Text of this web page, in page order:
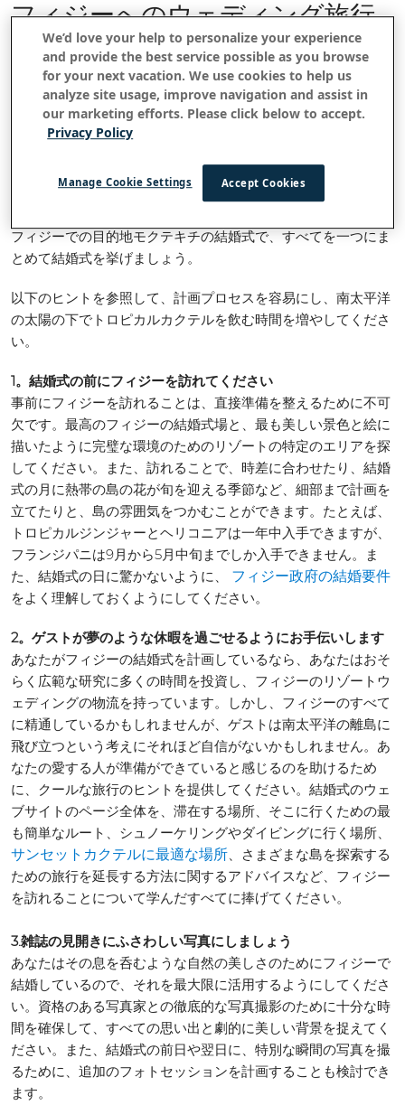
フィジーへのウェディング旅行
プランを立てる 5 つのヒント
2019 年 10 月 17 日
すべてを求める最も人気のある目的地の1つであるモクテキチ
で結婚式を挙げたいなら、フィジーが適しているかもしれませ
フィジーでの目的地モクテキチの結婚式で、すべてを一つにま
とめて結婚式を挙げましょう。
以下のヒントを参照して、計画プロセスを容易にし、南太平洋
の太陽の下でトロピカルカクテルを飲む時間を増やしてくださ
い。
1。結婚式の前にフィジーを訪れてください
事前にフィジーを訪れることは、直接準備を整えるために不可
欠です。最高のフィジーの結婚式場と、最も美しい景色と絵に
描いたように完璧な環境のためのリゾートの特定のエリアを探
してください。また、訪れることで、時差に合わせたり、結婚
式の月に熱帯の島の花が旬を迎える季節など、細部まで計画を
立てたりと、島の雰囲気をつかむことができます。たとえば、
トロピカルジンジャーとヘリコニアは一年中入手できますが、
フランジパニは9月から5月中旬までしか入手できません。ま
た、結婚式の日に驚かないように、
フィジー政府の結婚要件
をよく理解しておくようにしてください。
2。ゲストが夢のような休暇を過ごせるようにお手伝いします
あなたがフィジーの結婚式を計画しているなら、あなたはおそ
らく広範な研究に多くの時間を投資し、フィジーのリゾートウ
ェディングの物流を持っています。しかし、フィジーのすべて
に精通しているかもしれませんが、ゲストは南太平洋の離島に
飛び立つという考えにそれほど自信がないかもしれません。あ
なたの愛する人が準備ができていると感じるのを助けるため
に、クールな旅行のヒントを提供してください。結婚式のウェ
ブサイトのページ全体を、滞在する場所、そこに行くための最
も簡単なルート、シュノーケリングやダイビングに行く場所、
サンセットカクテルに最適な場所、さまざまな島を探索する
ための旅行を延長する方法に関するアドバイスなど、フィジー
を訪れることについて学んだすべてに捧げてください。
3.雑誌の見開きにふさわしい写真にしましょう
あなたはその息を呑むような自然の美しさのためにフィジーで
結婚しているので、それを最大限に活用するようにしてくださ
い。資格のある写真家との徹底的な写真撮影のために十分な時
間を確保して、すべての思い出と劇的に美しい背景を捉えてく
ださい。また、結婚式の前日や翌日に、特別な瞬間の写真を撮
るために、追加のフォトセッションを計画することも検討でき
ます。
We’d love your help to personalize your experience
and provide the best service possible as you browse
for your next vacation. We use cookies to help us
analyze site usage, improve navigation and assist in
our marketing efforts. Please click below to accept.
Privacy Policy
Accept Cookies
Manage Cookie Settings